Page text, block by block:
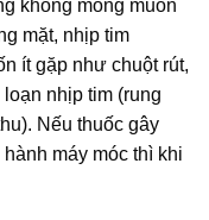
không mong muốn
mặt, nhịp tim
ít gặp như chuột rút,
nhịp tim (rung
Nếu thuốc gây
máy móc thì khi